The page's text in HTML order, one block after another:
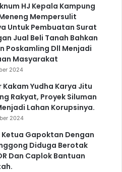
HJ Kepala Kampung
Mempersulit
Untuk Pembuatan Surat
Jual Beli Tanah Bahkan
Poskamling Dll Menjadi
Masyarakat
2024
Kakam Yudha Karya Jitu
Rakyat, Proyek Siluman
Lahan Korupsinya.
2024
Ketua Gapoktan Dengan
Diduga Berotak
Dan Caplok Bantuan